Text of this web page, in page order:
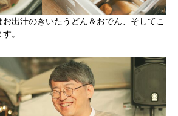
お出汁のきいたうどん＆おでん、そしてこ
。